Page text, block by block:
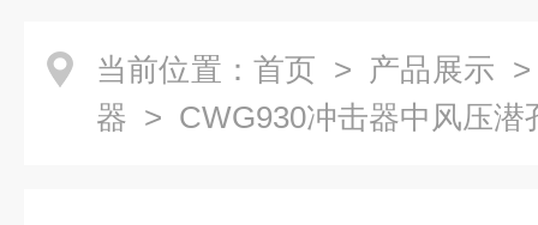
当前位置： 首页 > 产品展示
器 > CWG930冲击器中风压潜